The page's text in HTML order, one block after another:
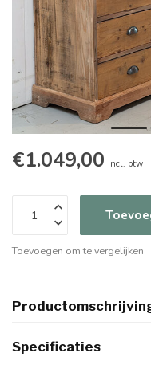
€1.049,00 Incl. btw
Toevoegen om te vergelijken
Specificaties